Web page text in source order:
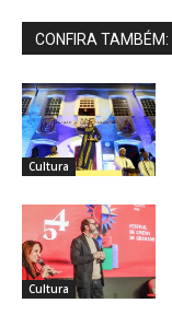
CONFIRA TAMBÉM:
Cultura
Cultura